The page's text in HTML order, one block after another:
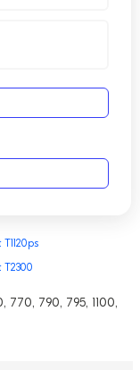
T2300
770, 790, 795, 1100,